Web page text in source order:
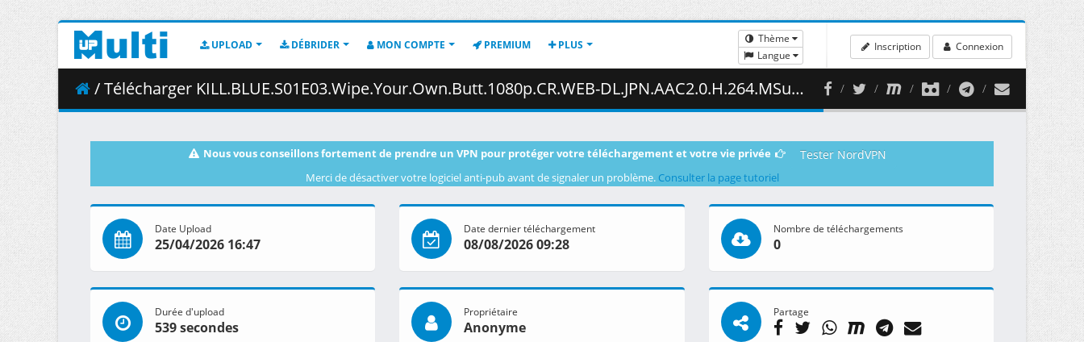
UPLOAD DÉBRIDER MON COMPTE PREMIUM PLUS
Thème
Langue
Inscription Connexion
/ Télécharger KILL.BLUE.S01E03.Wipe.Your.Own.Butt.1080p.CR.WEB-DL.JPN.AAC2.0.H.264.MSubs-ToonsHub.mkv.003 ( 467.82 MB )
Nous vous conseillons fortement de prendre un VPN pour protéger votre téléchargement et votre vie privée Tester NordVPN
Merci de désactiver votre logiciel anti-pub avant de signaler un problème. Consulter la page tutoriel
Date Upload
25/04/2026 16:47
Date dernier téléchargement
08/08/2026 09:28
Nombre de téléchargements
0
Durée d'upload
539 secondes
Propriétaire
Anonyme
Partage